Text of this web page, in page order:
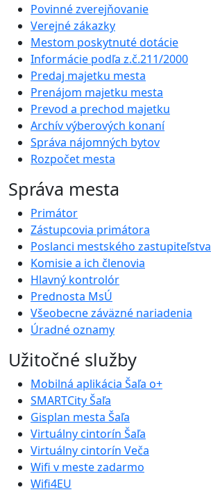
Povinné zverejňovanie
Verejné zákazky
Mestom poskytnuté dotácie
Informácie podľa z.č.211/2000
Predaj majetku mesta
Prenájom majetku mesta
Prevod a prechod majetku
Archív výberových konaní
Správa nájomných bytov
Rozpočet mesta
Správa mesta
Primátor
Zástupcovia primátora
Poslanci mestského zastupiteľstva
Komisie a ich členovia
Hlavný kontrolór
Prednosta MsÚ
Všeobecne záväzné nariadenia
Úradné oznamy
Užitočné služby
Mobilná aplikácia Šaľa o+
SMARTCity Šaľa
Gisplan mesta Šaľa
Virtuálny cintorín Šaľa
Virtuálny cintorín Veča
Wifi v meste zadarmo
Wifi4EU